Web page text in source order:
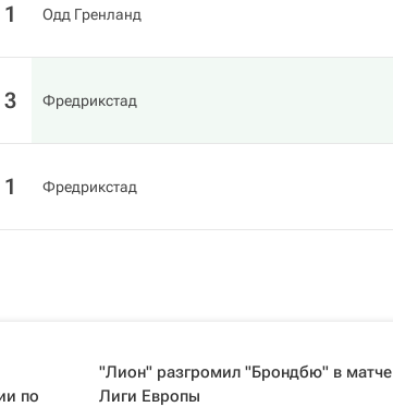
1 Одд Гренланд
3 Фредрикстад
1 Фредрикстад
по
"Лион" разгромил "Брондбю" в матче
Лиги Европы